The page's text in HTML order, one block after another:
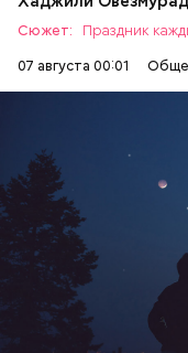
Сюжет:
Праздник
07 августа 00:01
День собирания
метеорного
можно наблюдать
смотреть на
город — в
загрязнения и
наблюдать за
ЕДА
СЛАДОСТИ
— Кабачки,
обжарить на
петрушки, чеснок,
Получается очень
Копылов.
с сахарным
лишним весом.
подчеркнула